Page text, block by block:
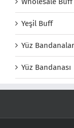
Yeşil Buff
Yüz
Yüz Bandanası